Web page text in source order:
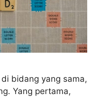
bidang yang sama,
Yang pertama,